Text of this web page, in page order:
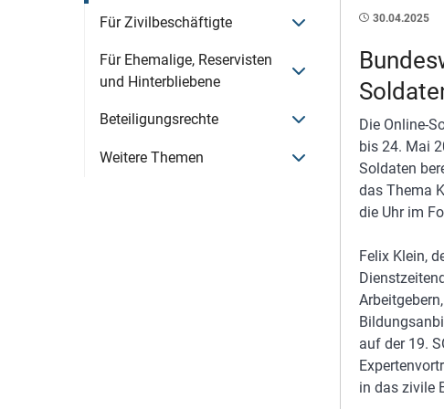
Für Zivilbeschäftigte Menü öffnen
Für Ehemalige, Reservisten
und Hinterbliebene
Menü öffnen
Beteiligungsrechte Menü öffnen
Weitere Themen Menü öffnen
30.04.2025
Die Online-
bis 24. Mai
Soldaten
das Thema
die Uhr im
Felix Klein,
auf der 19.
in das zivile